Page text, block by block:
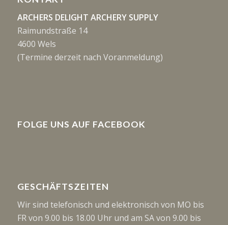
ARCHERS DELIGHT ARCHERY SUPPLY
Raimundstraße 14
4600 Wels
(Termine derzeit nach Voranmeldung)
FOLGE UNS AUF FACEBOOK
GESCHÄFTSZEITEN
Wir sind telefonisch und elektronisch von MO bis
FR von 9.00 bis 18.00 Uhr und am SA von 9.00 bis